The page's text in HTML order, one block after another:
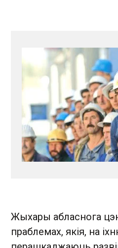
Жыхары абласнога
праблемах, якія, на